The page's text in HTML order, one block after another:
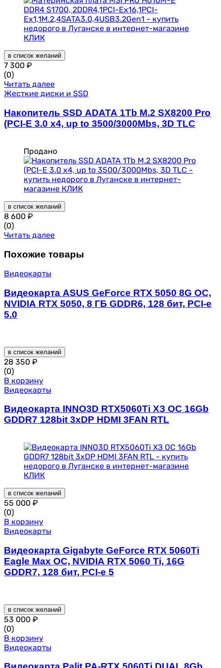
в список желаний
7 300 ₽
(0)
Читать далее
Жесткие диски и SSD
Накопитель SSD ADATA 1Tb M.2 SX8200 Pro
(PCI-E 3.0 x4, up to 3500/3000Mbs, 3D TLC
Продано
в список желаний
8 600 ₽
(0)
Читать далее
Похожие товары
Видеокарты
Видеокарта ASUS GeForce RTX 5050 8G OC,
NVIDIA RTX 5050, 8 ГБ GDDR6, 128 бит, PCI-e
5.0
в список желаний
28 350 ₽
(0)
В корзину
Видеокарты
Видеокарта INNO3D RTX5060Ti ХЗ ОС 16Gb
GDDR7 128bit 3xDP HDMI 3FAN RTL
в список желаний
55 000 ₽
(0)
В корзину
Видеокарты
Видеокарта Gigabyte GeForce RTX 5060Ti
Eagle Max OC, NVIDIA RTX 5060 Ti, 16G
GDDR7, 128 бит, PCI-e 5
в список желаний
53 000 ₽
(0)
В корзину
Видеокарты